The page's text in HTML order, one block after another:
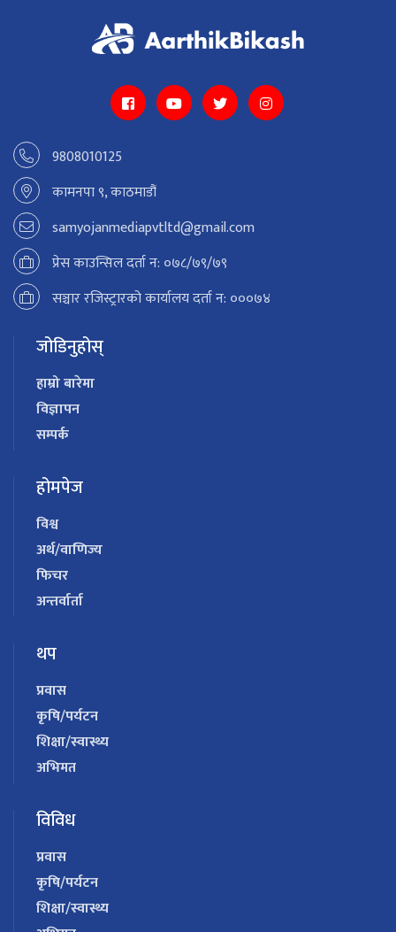
9808010125
कामनपा ९, काठमाडौं
samyojanmediapvtltd@gmail.com
प्रेस काउन्सिल दर्ता न: ०७८/७९/७९
सञ्चार रजिस्ट्रारको कार्यालय दर्ता न: ०००७४
जोडिनुहोस्
हाम्रो बारेमा
विज्ञापन
सम्पर्क
होमपेज
विश्व
अर्थ/वाणिज्य
फिचर
अन्तर्वार्ता
थप
प्रवास
कृषि/पर्यटन
शिक्षा/स्वास्थ्य
अभिमत
विविध
प्रवास
कृषि/पर्यटन
शिक्षा/स्वास्थ्य